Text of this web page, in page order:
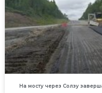
На мосту через Солзу